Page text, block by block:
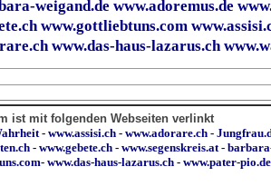
weigand.de www.adoremus.de
www.gottliebtuns.com
www.das-haus-lazarus.ch
ist mit folgenden Webseiten verlinkt
- www.assisi.ch - www.adorare.ch -
- www.gebete.ch - www.segenskreis.at -
- www.das-haus-lazarus.ch - www.pater-pio.de